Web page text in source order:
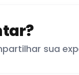
sua